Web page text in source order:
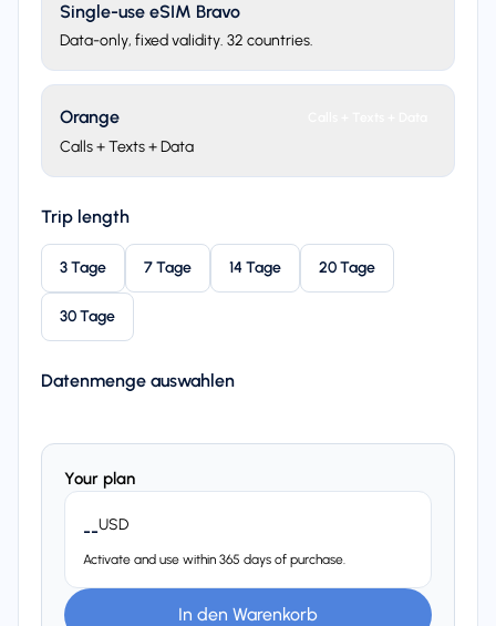
Single-use eSIM Bravo
Data-only, fixed validity. 32 countries.
Orange
Calls + Texts + Data
Trip length
3 Tage 7 Tage 14 Tage 20 Tage
30 Tage
Datenmenge auswahlen
Your plan
--USD
Activate and use within 365 days of purchase.
In den Warenkorb